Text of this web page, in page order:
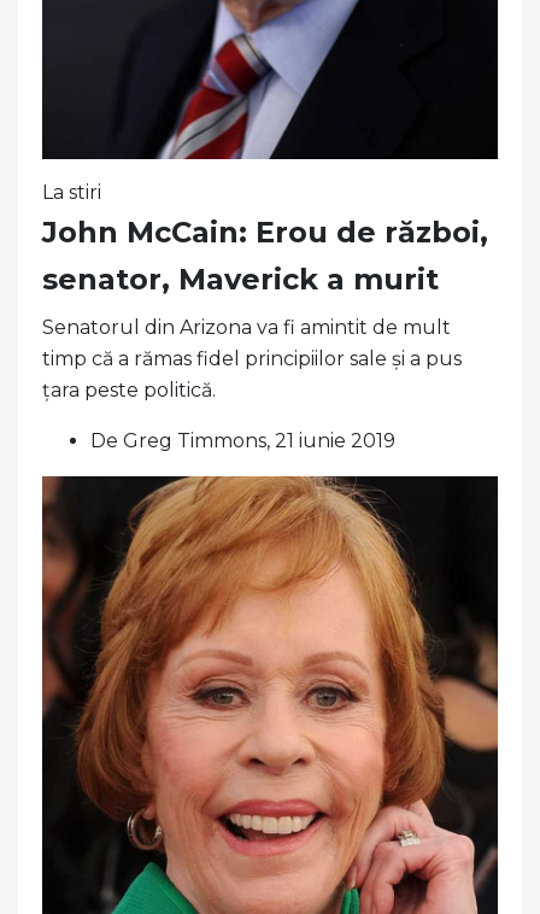
La stiri
John McCain: Erou de război,
senator, Maverick a murit
Senatorul din Arizona va fi amintit de mult
timp că a rămas fidel principiilor sale și a pus
țara peste politică.
De Greg Timmons, 21 iunie 2019